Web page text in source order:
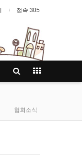
접속 305
협회소식